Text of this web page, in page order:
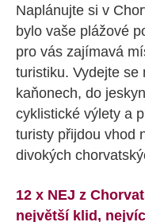
Naplánujte si v
bylo vaše plážové
pro vás zajímavá
turistiku. Vydejte se
kaňonech, do
cyklistické výlety a
turisty přijdou vhod
divokých
12 x NEJ z
největší klid,